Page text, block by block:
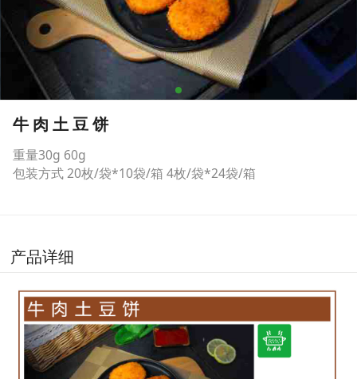
牛 肉 土 豆 饼
重量30g 60g
包装方式 20枚/袋*10袋/箱 4枚/袋*24袋/箱
产品详细